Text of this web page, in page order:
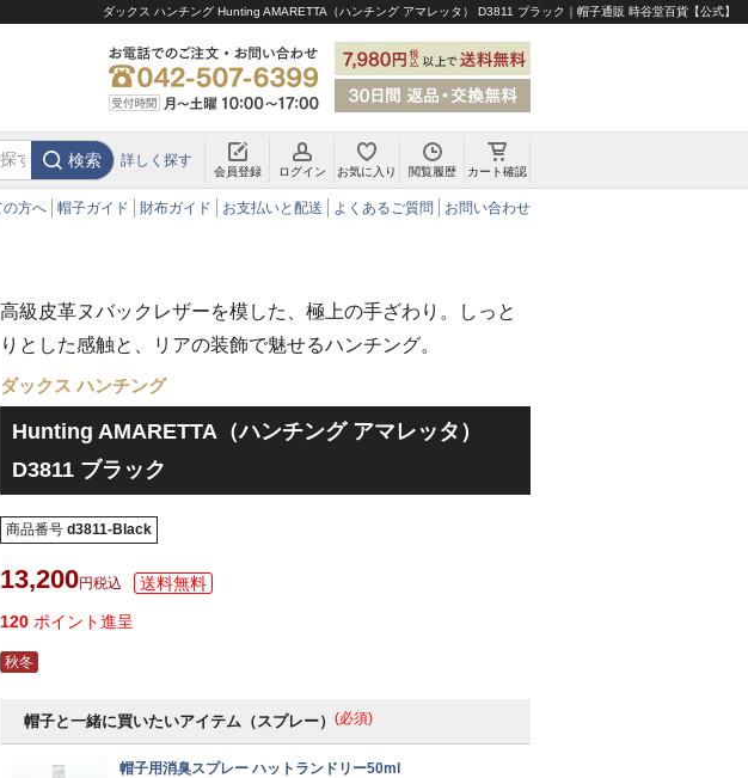
ダックス ハンチング Hunting AMARETTA（ハンチング アマレッタ） D3811 ブラック｜帽子通販 時谷堂百貨【公式】
検索 詳しく探す
会員登録 ログイン お気に入り 閲覧履歴 カート確認
の方へ 帽子ガイド 財布ガイド お支払いと配送 よくあるご質問 お問い合わせ
高級皮革ヌバックレザーを模した、極上の手ざわり。しっと
りとした感触と、リアの装飾で魅せるハンチング。
ダックス ハンチング
Hunting AMARETTA（ハンチング アマレッタ）
D3811 ブラック
商品番号 d3811-Black
13,200 税込
120 ポイント進呈
秋冬
帽子と一緒に買いたいアイテム（スプレー） (必須)
帽子用消臭スプレー ハットランドリー50ml